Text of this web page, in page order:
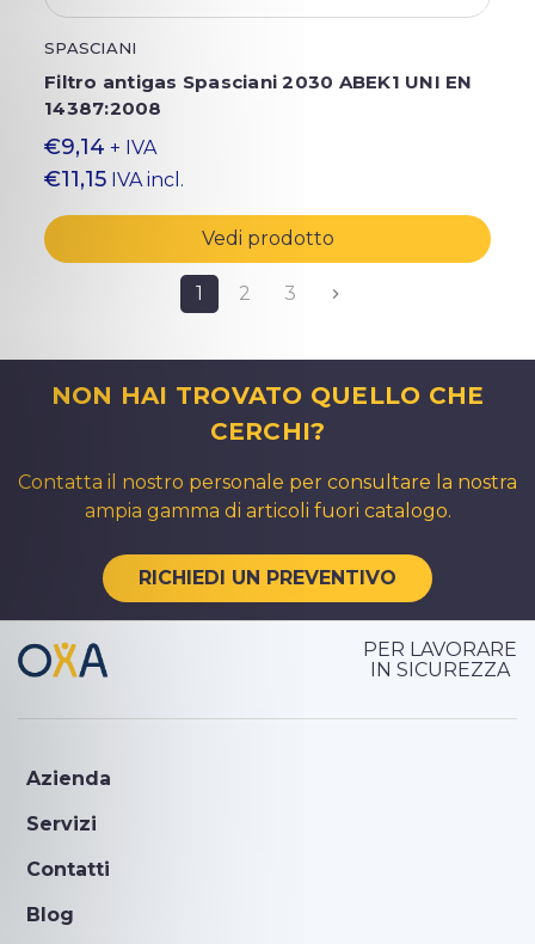
SPASCIANI
Filtro antigas Spasciani 2030 ABEK1 UNI EN
14387:2008
€9,14 + IVA
€11,15 IVA incl.
Vedi prodotto
1 2 3
NON HAI TROVATO QUELLO CHE
CERCHI?
Contatta il nostro personale per consultare la nostra
ampia gamma di articoli fuori catalogo.
RICHIEDI UN PREVENTIVO
PER LAVORARE
IN SICUREZZA
Azienda
Servizi
Contatti
Blog